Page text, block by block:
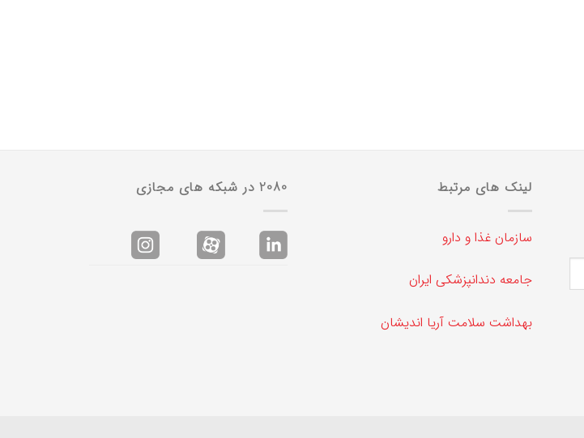
لینک های مرتبط
سازمان غذا و دارو
جامعه دندانپزشکی ایران
بهداشت سلامت آریا اندیشان
2080 در شبکه های مجازی